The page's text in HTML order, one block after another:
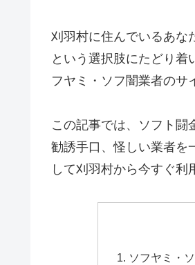
刈羽村に住んでいるあな
という選択肢にたどり着
フヤミ・ソフ闇業者のサ
この記事では、ソフト闘
勧誘手口、怪しい業者を
して刈羽村から今すぐ利
ソフヤミ・